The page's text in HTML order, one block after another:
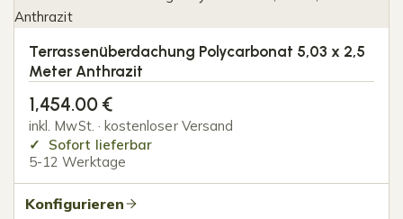
Terrassenüberdachung Polycarbonat 5,03 x 2,5
Meter Anthrazit
1,454.00 €
inkl. MwSt. · kostenloser Versand
Sofort lieferbar
5-12 Werktage
Konfigurieren